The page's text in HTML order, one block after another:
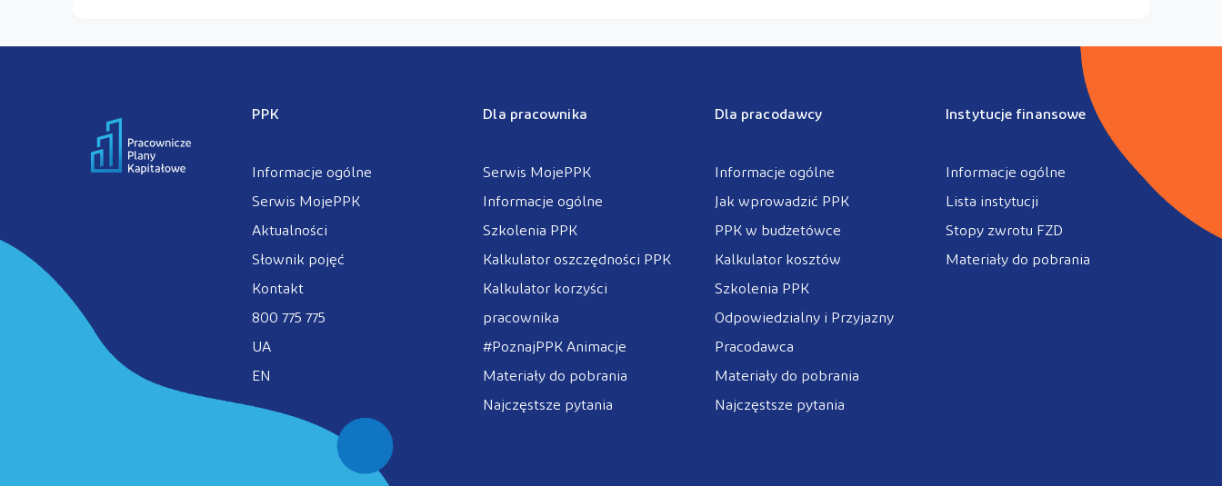
PPK
Informacje ogólne
Serwis MojePPK
Aktualności
Słownik pojęć
Kontakt
800 775 775
UA
EN
Dla pracownika
Serwis MojePPK
Informacje ogólne
Szkolenia PPK
Kalkulator oszczędności PPK
Kalkulator korzyści
pracownika
#PoznajPPK Animacje
Materiały do pobrania
Najczęstsze pytania
Dla pracodawcy
Informacje ogólne
Jak wprowadzić PPK
PPK w budżetówce
Kalkulator kosztów
Szkolenia PPK
Odpowiedzialny i Przyjazny
Pracodawca
Materiały do pobrania
Najczęstsze pytania
Instytucje finansowe
Informacje ogólne
Lista instytucji
Stopy zwrotu FZD
Materiały do pobrania